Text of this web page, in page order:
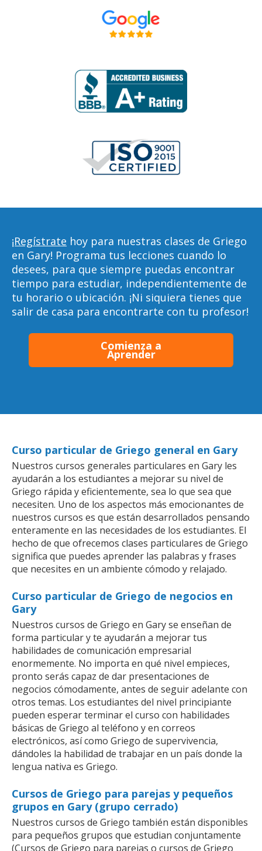
¡Regístrate hoy para nuestras clases de Griego
en Gary! Programa tus lecciones cuando lo
desees, para que siempre puedas encontrar
tiempo para estudiar, independientemente de
tu horario o ubicación. ¡Ni siquiera tienes que
salir de casa para encontrarte con tu profesor!
Comienza a
Aprender
Curso particular de Griego general en Gary
Nuestros cursos generales particulares en Gary les
ayudarán a los estudiantes a mejorar su nivel de
Griego rápida y eficientemente, sea lo que sea que
necesiten. Uno de los aspectos más emocionantes de
nuestros cursos es que están desarrollados pensando
enteramente en las necesidades de los estudiantes. El
hecho de que ofrecemos clases particulares de Griego
significa que puedes aprender las palabras y frases
que necesites en un ambiente cómodo y relajado.
Curso particular de Griego de negocios en
Gary
Nuestros cursos de Griego en Gary se enseñan de
forma particular y te ayudarán a mejorar tus
habilidades de comunicación empresarial
enormemente. No importa en qué nivel empieces,
pronto serás capaz de dar presentaciones de
negocios cómodamente, antes de seguir adelante con
otros temas. Los estudiantes del nivel principiante
pueden esperar terminar el curso con habilidades
básicas de Griego al teléfono y en correos
electrónicos, así como Griego de supervivencia,
dándoles la habilidad de trabajar en un país donde la
lengua nativa es Griego.
Cursos de Griego para parejas y pequeños
grupos en Gary (grupo cerrado)
Nuestros cursos de Griego también están disponibles
para pequeños grupos que estudian conjuntamente
(Cursos de Griego para parejas o cursos de Griego